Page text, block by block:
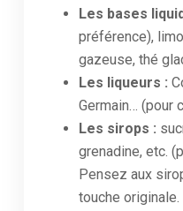
Les bases
préférence),
gazeuse, thé
Les liqueurs :
Germain… (pour
Les sirops :
grenadine, etc.
Pensez aux
touche originale.